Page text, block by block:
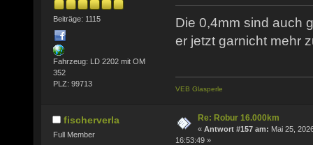
Beiträge: 1115
Fahrzeug: LD 2202 mit OM
352
PLZ: 99713
Die 0,4mm sind auch
er jetzt garnicht mehr
VEB Glasperle
fischerverla
Full Member
Re: Robur 16.000km
« Antwort #157 am: Mai 25,
16:53:49 »